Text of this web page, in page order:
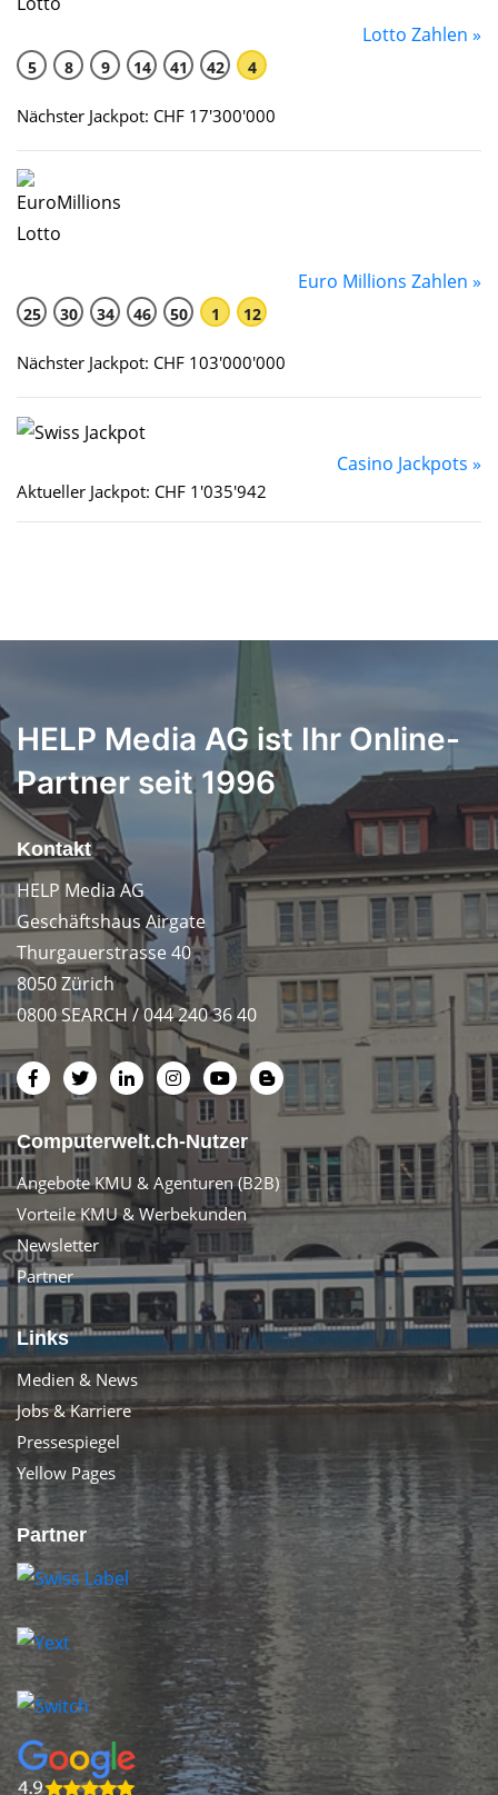
Lotto Zahlen »
5 8 9 14 41 42 4
Nächster Jackpot: CHF 17'300'000
Euro Millions Zahlen »
25 30 34 46 50 1 12
Nächster Jackpot: CHF 103'000'000
Casino Jackpots »
Aktueller Jackpot: CHF 1'035'942
HELP Media AG ist Ihr Online-
Partner seit 1996
Kontakt
HELP Media AG
Geschäftshaus Airgate
Thurgauerstrasse 40
8050 Zürich
0800 SEARCH / 044 240 36 40
Computerwelt.ch-Nutzer
Angebote KMU & Agenturen (B2B)
Vorteile KMU & Werbekunden
Newsletter
Partner
Links
Medien & News
Jobs & Karriere
Pressespiegel
Yellow Pages
Partner